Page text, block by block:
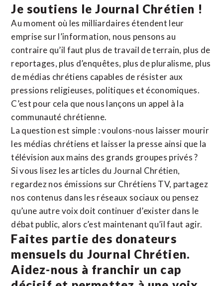
Je soutiens le Journal Chrétien !
Au moment où les milliardaires étendent leur
emprise sur l’information, nous pensons au
contraire qu’il faut plus de travail de terrain, plus de
reportages, plus d’enquêtes, plus de pluralisme, plus
de médias chrétiens capables de résister aux
pressions religieuses, politiques et économiques.
C’est pour cela que nous lançons un appel à la
communauté chrétienne.
La question est simple : voulons-nous laisser mourir
les médias chrétiens et laisser la presse ainsi que la
télévision aux mains des grands groupes privés ?
Si vous lisez les articles du Journal Chrétien,
regardez nos émissions sur Chrétiens TV, partagez
nos contenus dans les réseaux sociaux ou pensez
qu’une autre voix doit continuer d’exister dans le
débat public, alors c’est maintenant qu’il faut agir.
Faites partie des donateurs
mensuels du Journal Chrétien.
Aidez-nous à franchir un cap